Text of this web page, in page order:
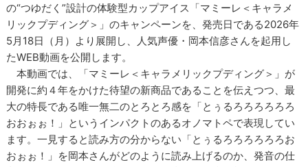
の“つゆだく”設計の体験型カップアイス「マミーレ＜キャラメ
リックプディング＞」のキャンペーンを、発売日である2026年
5月18日（月）より展開し、人気声優・岡本信彦さんを起用し
たWEB動画を公開します。
本動画では、「マミーレ＜キャラメリックプディング＞」が
開発に約４年をかけた待望の新商品であることを伝えつつ、最
大の特長である唯一無二のとろとろ感を「とぅるろろろろろろ
おおぉぉ！」というインパクトのあるオノマトペで表現してい
ます。一見すると読み方の分からない「とぅるろろろろろろお
おぉぉ！」を岡本さんがどのように読み上げるのか、発音の仕